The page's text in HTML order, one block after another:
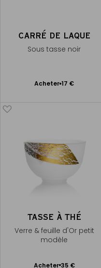
CARRÉ DE LAQUE
Sous tasse noir
Acheter 17 €
Ajouter
TASSE À THÉ
Verre & feuille d'Or petit
modèle
Acheter 35 €
Ajouter